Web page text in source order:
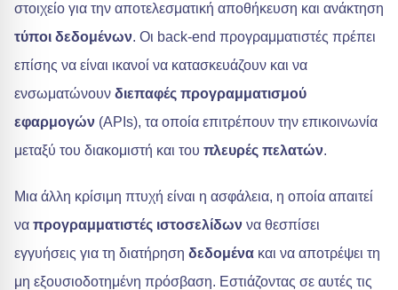
στοιχείο για την αποτελεσματική αποθήκευση και ανάκτηση
τύποι δεδομένων. Οι back-end προγραμματιστές πρέπει
επίσης να είναι ικανοί να κατασκευάζουν και να
ενσωματώνουν διεπαφές προγραμματισμού
εφαρμογών (APIs), τα οποία επιτρέπουν την επικοινωνία
μεταξύ του διακομιστή και του πλευρές πελατών.
Μια άλλη κρίσιμη πτυχή είναι η ασφάλεια, η οποία απαιτεί
να προγραμματιστές ιστοσελίδων να θεσπίσει
εγγυήσεις για τη διατήρηση δεδομένα και να αποτρέψει τη
μη εξουσιοδοτημένη πρόσβαση. Εστιάζοντας σε αυτές τις